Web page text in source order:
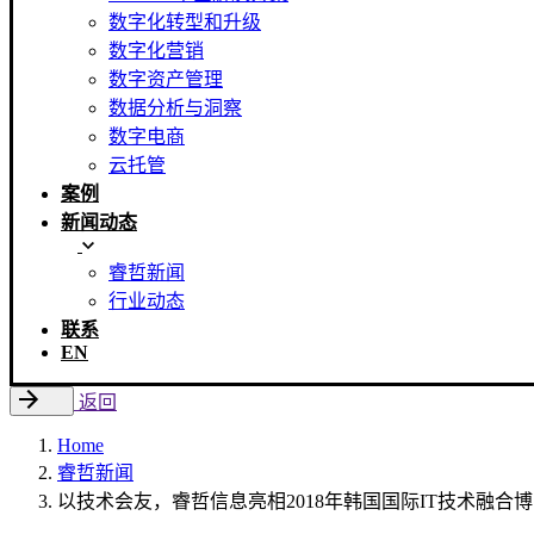
数字化转型和升级
数字化营销
数字资产管理
数据分析与洞察
数字电商
云托管
案例
新闻动态
睿哲新闻
行业动态
联系
EN
返回
Home
睿哲新闻
以技术会友，睿哲信息亮相2018年韩国国际IT技术融合